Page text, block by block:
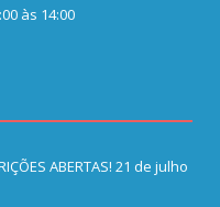
às 14:00
ABERTAS! 21 de julho